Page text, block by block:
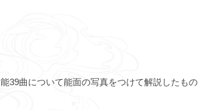
能39曲について能面の写真をつけて解説したもの